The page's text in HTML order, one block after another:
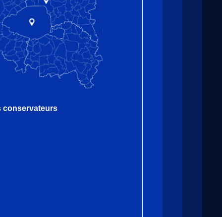
conservateurs